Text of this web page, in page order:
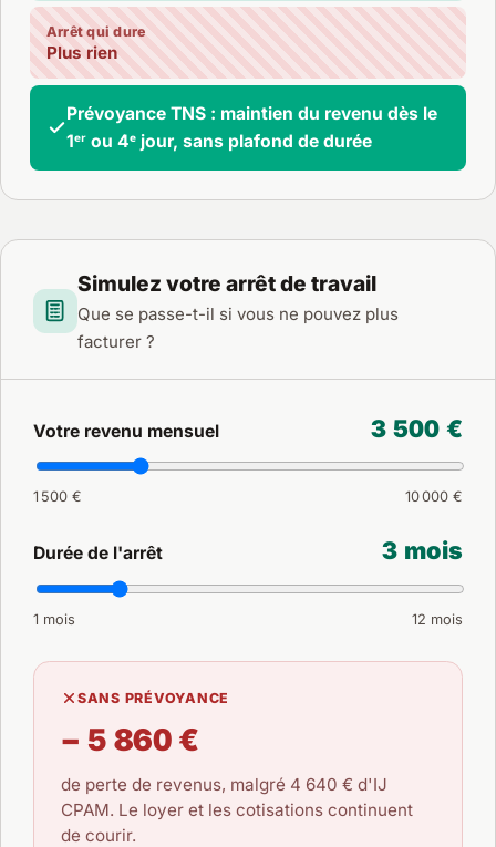
Arrêt qui dure
Plus rien
Prévoyance TNS : maintien du revenu dès le
1ᵉʳ ou 4ᵉ jour, sans plafond de durée
Simulez votre arrêt de travail
Que se passe-t-il si vous ne pouvez plus
facturer ?
Votre revenu mensuel 3 500 €
1 500 € 10 000 €
Durée de l'arrêt 3 mois
1 mois 12 mois
SANS PRÉVOYANCE
− 5 860 €
de perte de revenus, malgré 4 640 € d'IJ
CPAM. Le loyer et les cotisations continuent
de courir.